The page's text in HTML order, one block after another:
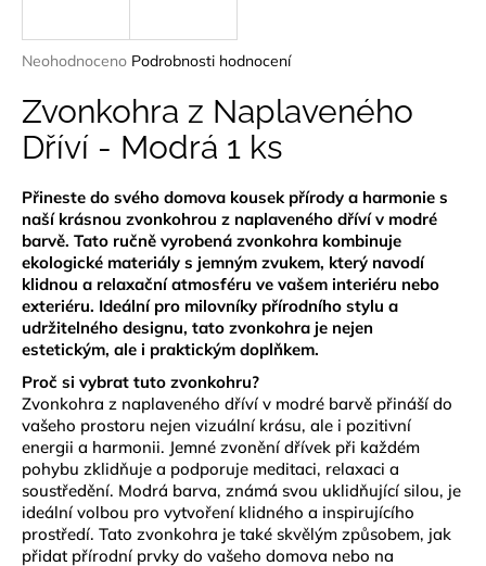
Průměrné
produktu
je
0,0
z
hvězdiček.
Neohodnoceno Podrobnosti hodnocení
Zvonkohra z Naplaveného
Dříví - Modrá 1 ks
Přineste do svého domova kousek přírody a harmonie s
naší krásnou zvonkohrou z naplaveného dříví v modré
barvě. Tato ručně vyrobená zvonkohra kombinuje
ekologické materiály s jemným zvukem, který navodí
klidnou a relaxační atmosféru ve vašem interiéru nebo
exteriéru. Ideální pro milovníky přírodního stylu a
udržitelného designu, tato zvonkohra je nejen
estetickým, ale i praktickým doplňkem.
Proč si vybrat tuto zvonkohru?
Zvonkohra z naplaveného dříví v modré barvě přináší do
vašeho prostoru nejen vizuální krásu, ale i pozitivní
energii a harmonii. Jemné zvonění dřívek při každém
pohybu zklidňuje a podporuje meditaci, relaxaci a
soustředění. Modrá barva, známá svou uklidňující silou, je
ideální volbou pro vytvoření klidného a inspirujícího
prostředí. Tato zvonkohra je také skvělým způsobem, jak
přidat přírodní prvky do vašeho domova nebo na
j
t
?
HLEDAT
D
o
p
o
r
u
č
u
j